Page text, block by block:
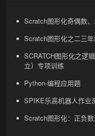
Scratch图形化奇偶数
Scratch图形化之二三
SCRATCH图形化之逻
立）专项训练
Python-编程应用题
SPIKE乐高机器人作业
Scratch图形化：正负